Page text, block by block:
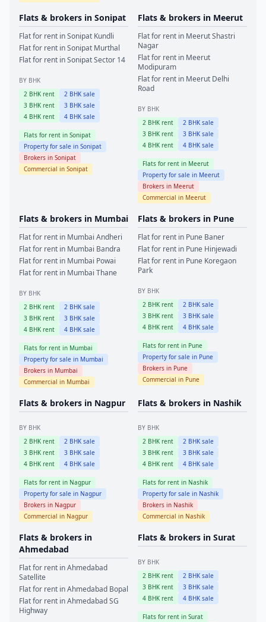
Flats & brokers in Sonipat
Flat for rent inSonipat Kundli
Flat for rent inSonipat Murthal
Flat for rent inSonipatSector 14
BY BHK
2 BHK rent 2 BHK sale
3 BHK rent 3 BHK sale
4 BHK rent 4 BHK sale
Flats for rent in Sonipat
Property for sale in Sonipat
Brokers in Sonipat
Commercial in Sonipat
Flats & brokers in Meerut
Flat for rent in MeerutShastri
Nagar
Flat for rent in Meerut
Modipuram
Flat for rent in Meerut Delhi
Road
BY BHK
2 BHK rent 2 BHK sale
3 BHK rent 3 BHK sale
4 BHK rent 4 BHK sale
Flats for rent in Meerut
Property for sale in Meerut
Brokers in Meerut
Commercial in Meerut
Flats & brokers in Mumbai
Flat for rent in Mumbai Andheri
Flat for rent in Mumbai Bandra
Flat for rent in Mumbai Powai
Flat for rent in Mumbai Thane
BY BHK
2 BHK rent 2 BHK sale
3 BHK rent 3 BHK sale
4 BHK rent 4 BHK sale
Flats for rent in Mumbai
Property for sale in Mumbai
Brokers in Mumbai
Commercial in Mumbai
Flats & brokers in Pune
Flat for rent in Pune Baner
Flat for rent in Pune Hinjewadi
Flat for rent in Pune Koregaon
Park
BY BHK
2 BHK rent 2 BHK sale
3 BHK rent 3 BHK sale
4 BHK rent 4 BHK sale
Flats for rent in Pune
Property for sale in Pune
Brokers in Pune
Commercial in Pune
Flats & brokers in Nagpur
BY BHK
2 BHK rent 2 BHK sale
3 BHK rent 3 BHK sale
4 BHK rent 4 BHK sale
Flats for rent in Nagpur
Property for sale in Nagpur
Brokers in Nagpur
Commercial in Nagpur
Flats & brokers in Nashik
BY BHK
2 BHK rent 2 BHK sale
3 BHK rent 3 BHK sale
4 BHK rent 4 BHK sale
Flats for rent in Nashik
Property for sale in Nashik
Brokers in Nashik
Commercial in Nashik
Flats & brokers in
Ahmedabad
Flat for rent inAhmedabad
Satellite
Flat for rent inAhmedabad Bopal
Flat for rent inAhmedabadSG
Highway
Flats & brokers in Surat
BY BHK
2 BHK rent 2 BHK sale
3 BHK rent 3 BHK sale
4 BHK rent 4 BHK sale
Flats for rent in Surat